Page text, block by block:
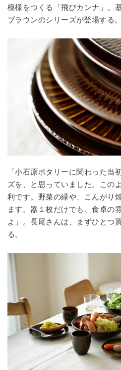
模様をつくる「飛びカンナ」。
ブラウンのシリーズが登場する。
「小石原ポタリーに関わった当
ズを、と思っていました。この
利です。野菜の緑や、こんがり
ます。器１枚だけでも、食卓の
よ」。長尾さんは、まずひとつ
る。